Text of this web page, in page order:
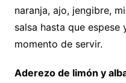
naranja, ajo, jengibre,
salsa hasta que
momento de servir.
Aderezo de limón y